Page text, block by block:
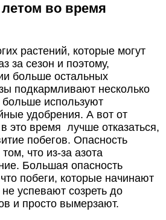
во время
растений, которые могут
за сезон и поэтому,
больше остальных
подкармливают несколько
больше используют
удобрения. А вот от
это время лучше отказаться,
побегов. Опасность
что из-за азота
Большая опасность
побеги, которые начинают
успевают созреть до
и просто вымерзают.